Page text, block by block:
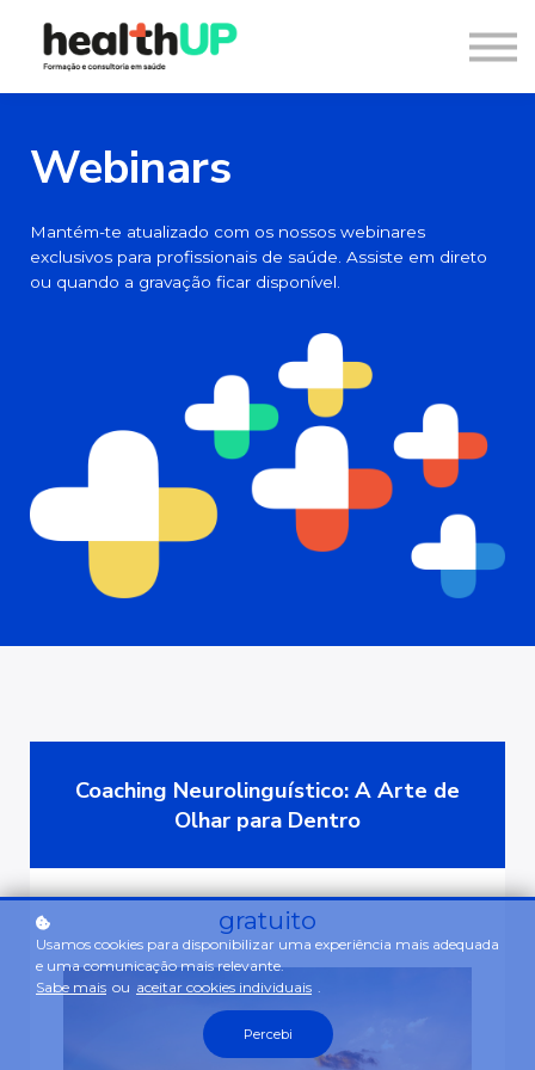
Blog
Entrar
Webinars
Mantém-te atualizado com os nossos webinares
exclusivos para profissionais de saúde. Assiste em direto
ou quando a gravação ficar disponível.
Coaching Neurolinguístico: A Arte de
Olhar para Dentro
gratuito
Usamos cookies para disponibilizar uma experiência mais adequada
e uma comunicação mais relevante.
Sabe mais ou aceitar cookies individuais .
Percebi